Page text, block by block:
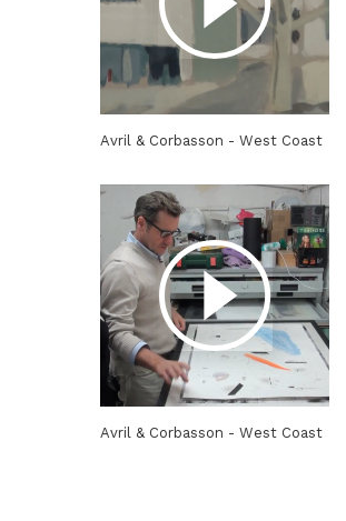
Avril & Corbasson - West Coast
Avril & Corbasson - West Coast